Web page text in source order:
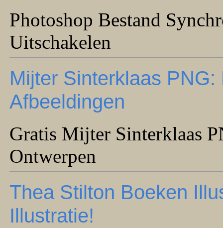
Photoshop Bestand
Uitschakelen
Mijter Sinterklaas
Afbeeldingen
Gratis Mijter Sinterklaas
Ontwerpen
Thea Stilton Boeken
Illustratie!